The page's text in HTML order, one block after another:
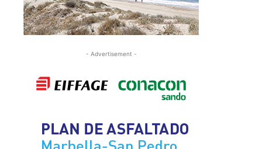
- Advertisement -